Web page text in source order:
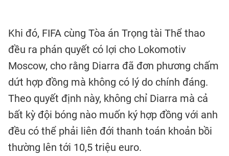
Khi đó, FIFA cùng Tòa án Trọng tài Thể thao
đều ra phán quyết có lợi cho Lokomotiv
Moscow, cho rằng Diarra đã đơn phương chấm
dứt hợp đồng mà không có lý do chính đáng.
Theo quyết định này, không chỉ Diarra mà cả
bất kỳ đội bóng nào muốn ký hợp đồng với anh
đều có thể phải liên đới thanh toán khoản bồi
thường lên tới 10,5 triệu euro.